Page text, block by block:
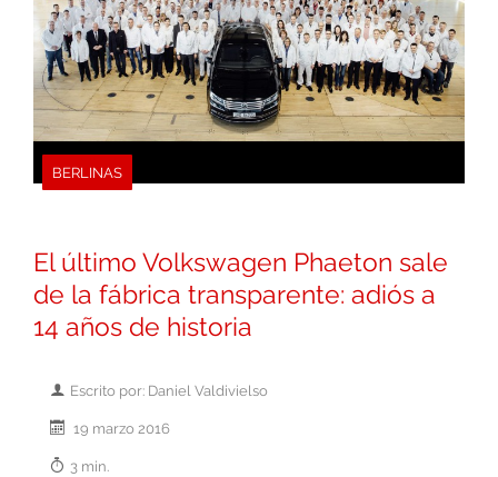
BERLINAS
El último Volkswagen Phaeton sale
de la fábrica transparente: adiós a
14 años de historia
Escrito por: Daniel Valdivielso
19 marzo 2016
3 min.